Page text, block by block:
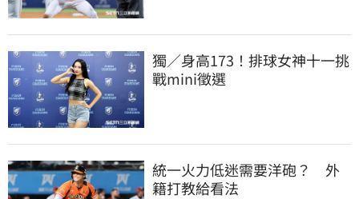
獨／身高173！排球女神十一挑
戰mini徵選
統一火力低迷需要洋砲？　外
籍打教給看法